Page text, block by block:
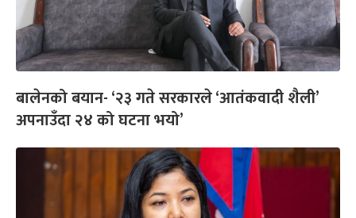
बालेनको बयान- ‘२३ गते सरकारले ‘आतंकवादी शैली’
अपनाउँदा २४ को घटना भयो’